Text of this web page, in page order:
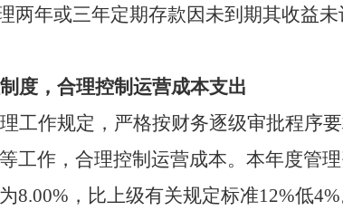
两年或三年定期存款因未到期其收益
度，合理控制运营成本支出
工作规定，严格按财务逐级审批程序
工作，合理控制运营成本。本年度管
8.00% ，比上级有关规定标准12%低4%